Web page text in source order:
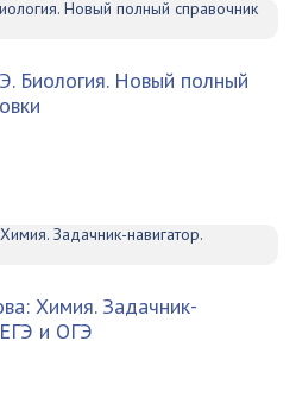
Биология. Новый полный
Химия. Задачник-
и ОГЭ